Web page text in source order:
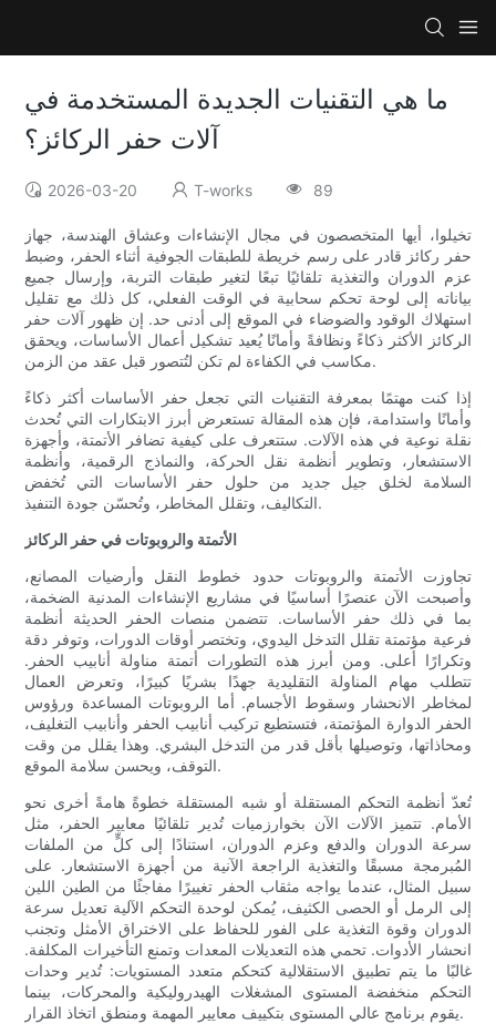
ما هي التقنيات الجديدة المستخدمة في
آلات حفر الركائز؟
2026-03-20 T-works 89
تخيلوا، أيها المتخصصون في مجال الإنشاءات وعشاق الهندسة، جهاز
حفر ركائز قادر على رسم خريطة للطبقات الجوفية أثناء الحفر، وضبط
عزم الدوران والتغذية تلقائيًا تبعًا لتغير طبقات التربة، وإرسال جميع
بياناته إلى لوحة تحكم سحابية في الوقت الفعلي، كل ذلك مع تقليل
استهلاك الوقود والضوضاء في الموقع إلى أدنى حد. إن ظهور آلات حفر
الركائز الأكثر ذكاءً ونظافةً وأمانًا يُعيد تشكيل أعمال الأساسات، ويحقق
مكاسب في الكفاءة لم تكن لتُتصور قبل عقد من الزمن.
إذا كنت مهتمًا بمعرفة التقنيات التي تجعل حفر الأساسات أكثر ذكاءً
وأمانًا واستدامة، فإن هذه المقالة تستعرض أبرز الابتكارات التي تُحدث
نقلة نوعية في هذه الآلات. ستتعرف على كيفية تضافر الأتمتة، وأجهزة
الاستشعار، وتطوير أنظمة نقل الحركة، والنماذج الرقمية، وأنظمة
السلامة لخلق جيل جديد من حلول حفر الأساسات التي تُخفض
التكاليف، وتقلل المخاطر، وتُحسّن جودة التنفيذ.
الأتمتة والروبوتات في حفر الركائز
تجاوزت الأتمتة والروبوتات حدود خطوط النقل وأرضيات المصانع،
وأصبحت الآن عنصرًا أساسيًا في مشاريع الإنشاءات المدنية الضخمة،
بما في ذلك حفر الأساسات. تتضمن منصات الحفر الحديثة أنظمة
فرعية مؤتمتة تقلل التدخل اليدوي، وتختصر أوقات الدورات، وتوفر دقة
وتكرارًا أعلى. ومن أبرز هذه التطورات أتمتة مناولة أنابيب الحفر.
تتطلب مهام المناولة التقليدية جهدًا بشريًا كبيرًا، وتعرض العمال
لمخاطر الانحشار وسقوط الأجسام. أما الروبوتات المساعدة ورؤوس
الحفر الدوارة المؤتمتة، فتستطيع تركيب أنابيب الحفر وأنابيب التغليف،
ومحاذاتها، وتوصيلها بأقل قدر من التدخل البشري. وهذا يقلل من وقت
التوقف، ويحسن سلامة الموقع.
تُعدّ أنظمة التحكم المستقلة أو شبه المستقلة خطوةً هامةً أخرى نحو
الأمام. تتميز الآلات الآن بخوارزميات تُدير تلقائيًا معايير الحفر، مثل
سرعة الدوران والدفع وعزم الدوران، استنادًا إلى كلٍّ من الملفات
المُبرمجة مسبقًا والتغذية الراجعة الآنية من أجهزة الاستشعار. على
سبيل المثال، عندما يواجه مثقاب الحفر تغييرًا مفاجئًا من الطين اللين
إلى الرمل أو الحصى الكثيف، يُمكن لوحدة التحكم الآلية تعديل سرعة
الدوران وقوة التغذية على الفور للحفاظ على الاختراق الأمثل وتجنب
انحشار الأدوات. تحمي هذه التعديلات المعدات وتمنع التأخيرات المكلفة.
غالبًا ما يتم تطبيق الاستقلالية كتحكم متعدد المستويات: تُدير وحدات
التحكم منخفضة المستوى المشغلات الهيدروليكية والمحركات، بينما
يقوم برنامج عالي المستوى بتكييف معايير المهمة ومنطق اتخاذ القرار.